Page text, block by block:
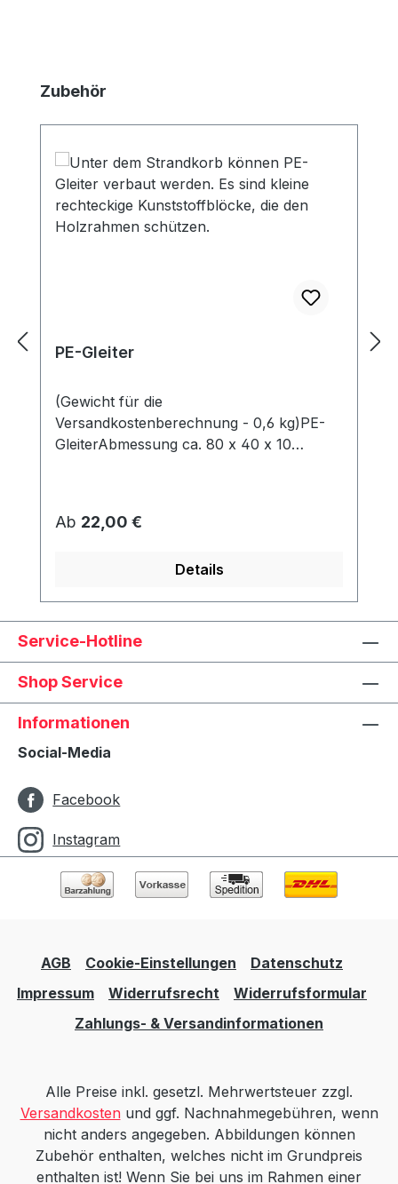
Produktgalerie überspringen
Zubehör
PE-Gleiter
(Gewicht für die
Versandkostenberechnung - 0,6 kg)PE-
GleiterAbmessung ca. 80 x 40 x 10
Regulärer Preis:
Ab 22,00 €
Details
Service-Hotline
Shop Service
Informationen
Social-Media
Facebook
Instagram
AGB Cookie-Einstellungen
Datenschutz
Impressum
Widerrufsrecht
Widerrufsformular
Zahlungs- & Versandinformationen
Alle Preise inkl. gesetzl. Mehrwertsteuer zzgl.
Versandkostenund ggf. Nachnahmegebühren, wenn
nicht anders angegeben. Abbildungen können
Zubehör enthalten, welches nicht im Grundpreis
enthalten ist! Wenn Sie bei uns im Rahmen einer